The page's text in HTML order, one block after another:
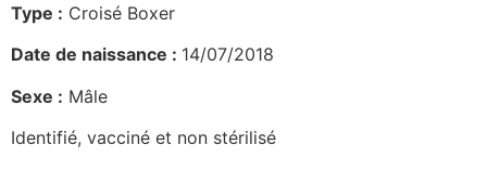
Type : Croisé Boxer
Date de naissance : 14/07/2018
Sexe : Mâle
Identifié, vacciné et non stérilisé